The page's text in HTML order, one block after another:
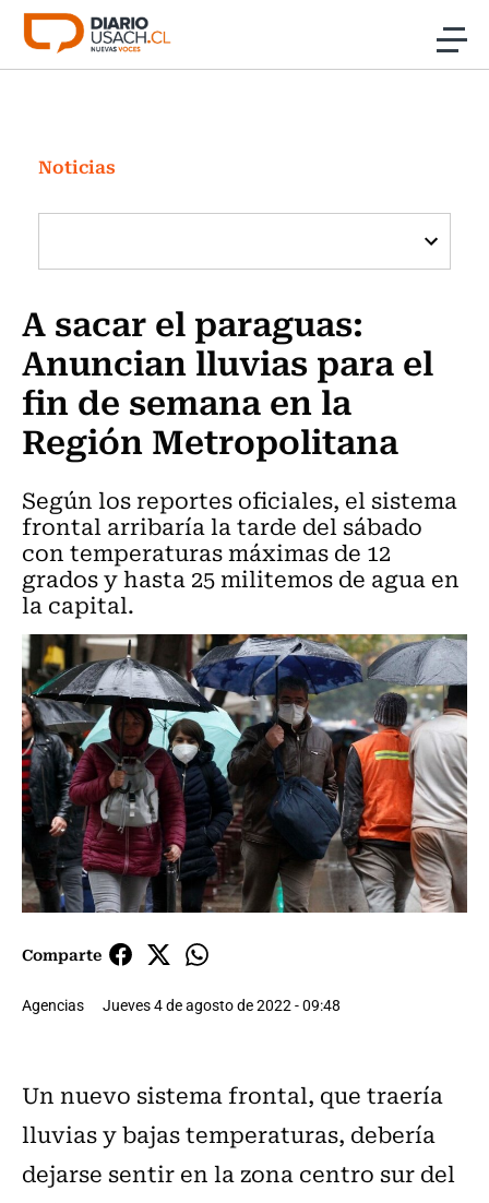
Click acá para ir directamente al contenido
Investigación
Cultura
Programas Radio y TV Usach
Noticias
A sacar el paraguas:
Anuncian lluvias para el
fin de semana en la
Región Metropolitana
Según los reportes oficiales, el sistema
frontal arribaría la tarde del sábado
con temperaturas máximas de 12
grados y hasta 25 militemos de agua en
la capital.
Comparte
Agencias Jueves 4 de agosto de 2022 - 09:48
Un nuevo sistema frontal, que traería
lluvias y bajas temperaturas, debería
dejarse sentir en la zona centro sur del